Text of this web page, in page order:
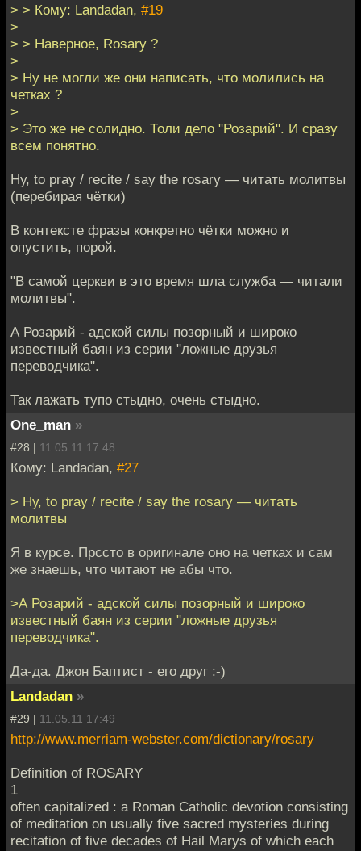
> > Кому: Landadan, #19
>
> > Наверное, Rosary ?
>
> Ну не могли же они написать, что молились на
четках ?
>
> Это же не солидно. Толи дело "Розарий". И сразу
всем понятно.
Ну, to pray / recite / say the rosary — читать молитвы
(перебирая чётки)
В контексте фразы конкретно чётки можно и
опустить, порой.
"В самой церкви в это время шла служба — читали
молитвы".
А Розарий - адской силы позорный и широко
известный баян из серии "ложные друзья
переводчика".
Так лажать тупо стыдно, очень стыдно.
One_man »
#28 | 11.05.11 17:48
Кому: Landadan, #27
> Ну, to pray / recite / say the rosary — читать
молитвы
Я в курсе. Прссто в оригинале оно на четках и сам
же знаешь, что читают не абы что.
>А Розарий - адской силы позорный и широко
известный баян из серии "ложные друзья
переводчика".
Да-да. Джон Баптист - его друг :-)
Landadan »
#29 | 11.05.11 17:49
http://www.merriam-webster.com/dictionary/rosary
Definition of ROSARY
1
often capitalized : a Roman Catholic devotion consisting
of meditation on usually five sacred mysteries during
recitation of five decades of Hail Marys of which each